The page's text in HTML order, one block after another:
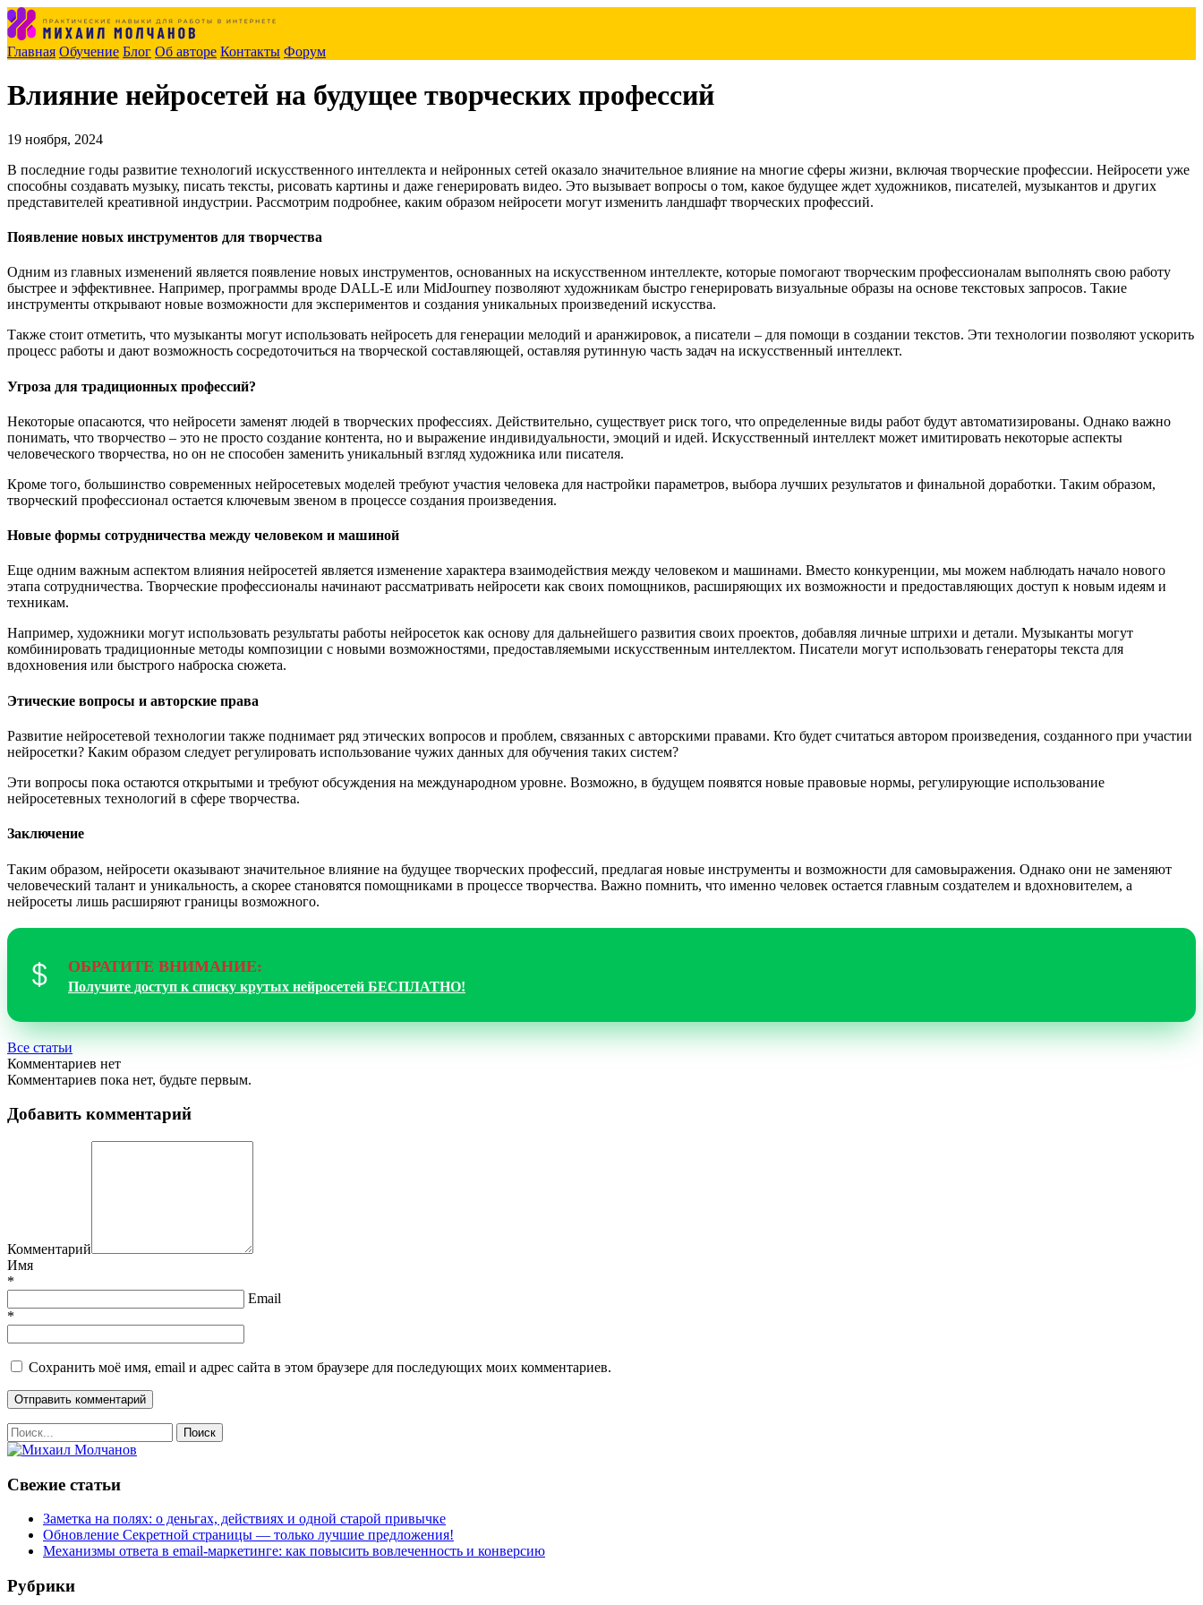
Главная Обучение Блог Об авторе Контакты Форум
Влияние нейросетей на будущее творческих профессий
19 ноября, 2024
В последние годы развитие технологий искусственного интеллекта и нейронных сетей оказало значительное влияние на многие сферы жизни, включая творческие профессии. Нейросети уже
способны создавать музыку, писать тексты, рисовать картины и даже генерировать видео. Это вызывает вопросы о том, какое будущее ждет художников, писателей, музыкантов и других
представителей креативной индустрии. Рассмотрим подробнее, каким образом нейросети могут изменить ландшафт творческих профессий.
Появление новых инструментов для творчества
Одним из главных изменений является появление новых инструментов, основанных на искусственном интеллекте, которые помогают творческим профессионалам выполнять свою работу
быстрее и эффективнее. Например, программы вроде DALL-E или MidJourney позволяют художникам быстро генерировать визуальные образы на основе текстовых запросов. Такие
инструменты открывают новые возможности для экспериментов и создания уникальных произведений искусства.
Также стоит отметить, что музыканты могут использовать нейросеть для генерации мелодий и аранжировок, а писатели – для помощи в создании текстов. Эти технологии позволяют ускорить
процесс работы и дают возможность сосредоточиться на творческой составляющей, оставляя рутинную часть задач на искусственный интеллект.
Угроза для традиционных профессий?
Некоторые опасаются, что нейросети заменят людей в творческих профессиях. Действительно, существует риск того, что определенные виды работ будут автоматизированы. Однако важно
понимать, что творчество – это не просто создание контента, но и выражение индивидуальности, эмоций и идей. Искусственный интеллект может имитировать некоторые аспекты
человеческого творчества, но он не способен заменить уникальный взгляд художника или писателя.
Кроме того, большинство современных нейросетевых моделей требуют участия человека для настройки параметров, выбора лучших результатов и финальной доработки. Таким образом,
творческий профессионал остается ключевым звеном в процессе создания произведения.
Новые формы сотрудничества между человеком и машиной
Еще одним важным аспектом влияния нейросетей является изменение характера взаимодействия между человеком и машинами. Вместо конкуренции, мы можем наблюдать начало нового
этапа сотрудничества. Творческие профессионалы начинают рассматривать нейросети как своих помощников, расширяющих их возможности и предоставляющих доступ к новым идеям и
техникам.
Например, художники могут использовать результаты работы нейросеток как основу для дальнейшего развития своих проектов, добавляя личные штрихи и детали. Музыканты могут
комбинировать традиционные методы композиции с новыми возможностями, предоставляемыми искусственным интеллектом. Писатели могут использовать генераторы текста для
вдохновения или быстрого наброска сюжета.
Этические вопросы и авторские права
Развитие нейросетевой технологии также поднимает ряд этических вопросов и проблем, связанных с авторскими правами. Кто будет считаться автором произведения, созданного при участии
нейросетки? Каким образом следует регулировать использование чужих данных для обучения таких систем?
Эти вопросы пока остаются открытыми и требуют обсуждения на международном уровне. Возможно, в будущем появятся новые правовые нормы, регулирующие использование
нейросетевных технологий в сфере творчества.
Заключение
Таким образом, нейросети оказывают значительное влияние на будущее творческих профессий, предлагая новые инструменты и возможности для самовыражения. Однако они не заменяют
человеческий талант и уникальность, а скорее становятся помощниками в процессе творчества. Важно помнить, что именно человек остается главным создателем и вдохновителем, а
нейросеты лишь расширяют границы возможного.
ОБРАТИТЕ ВНИМАНИЕ:
Получите доступ к списку крутых нейросетей БЕСПЛАТНО!
Все статьи
Комментариев нет
Комментариев пока нет, будьте первым.
Добавить комментарий
Комментарий
Имя
*
Email
*
Сохранить моё имя, email и адрес сайта в этом браузере для последующих моих комментариев.
Свежие статьи
Заметка на полях: о деньгах, действиях и одной старой привычке
Обновление Секретной страницы — только лучшие предложения!
Механизмы ответа в email-маркетинге: как повысить вовлеченность и конверсию
Рубрики